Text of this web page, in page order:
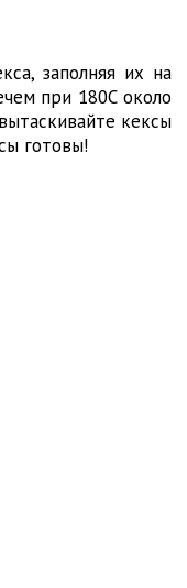
заполняя их на
при 180С около
кексы
готовы!